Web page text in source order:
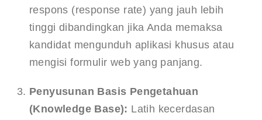
respons (response rate) yang jauh lebih
tinggi dibandingkan jika Anda memaksa
kandidat mengunduh aplikasi khusus atau
mengisi formulir web yang panjang.
Penyusunan Basis Pengetahuan
(Knowledge Base): Latih kecerdasan